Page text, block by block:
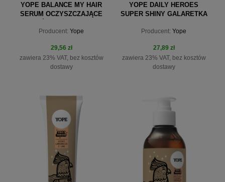
YOPE BALANCE MY HAIR
SERUM OCZYSZCZAJĄCE
Producent: Yope
29,56 zł
zawiera 23% VAT, bez kosztów
dostawy
do koszyka
YOPE DAILY HEROES
SUPER SHINY GALARETKA
WŁOSÓW 140ML
Producent: Yope
27,89 zł
zawiera 23% VAT, bez kosztów
dostawy